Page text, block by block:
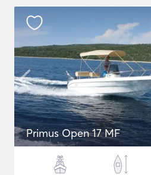
Primus Open 17 MF